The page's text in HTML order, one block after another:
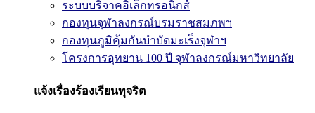
ระบบบริจาคอิเล็กทรอนิกส์
กองทุนจุฬาลงกรณ์บรมราชสมภพฯ
กองทุนภูมิคุ้มกันบำบัดมะเร็งจุฬาฯ
โครงการอุทยาน 100 ปี จุฬาลงกรณ์มหาวิทยาลัย
แจ้งเรื่องร้องเรียนทุจริต